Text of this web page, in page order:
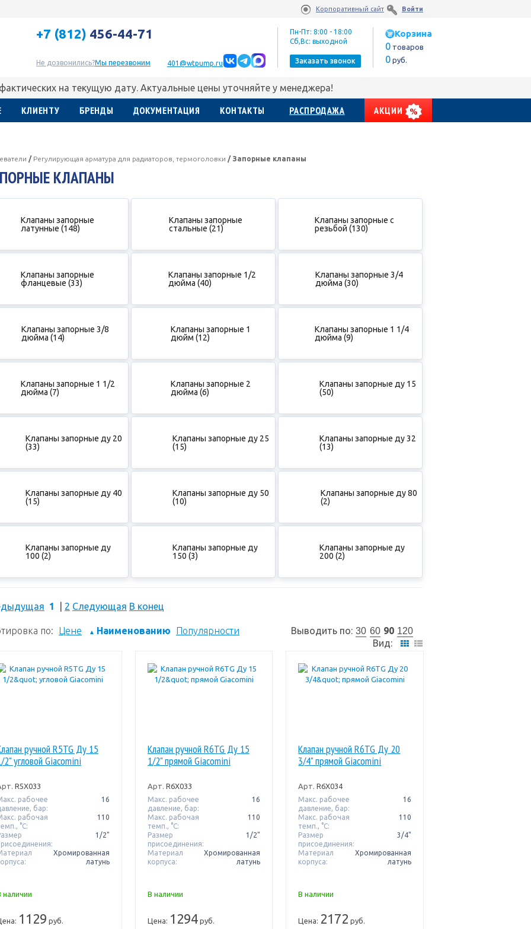
Корпоративный сайт Войти
+7 (812) 456-44-71
Не дозвонились?Мы перезвоним 401@wtpump.ru
Пн-Пт: 8:00 - 18:00
Сб,Вс: выходной
Заказать звонок
Корзина
0 товаров
0 руб.
на текущую дату. Актуальные цены уточняйте у менеджера!
КЛИЕНТУ БРЕНДЫ ДОКУМЕНТАЦИЯ КОНТАКТЫ РАСПРОДАЖА АКЦИИ
/ Регулирующая арматура для радиаторов, термоголовки / Запорные клапаны
КЛАПАНЫ
Клапаны запорные
латунные (148)
Клапаны запорные
стальные (21)
Клапаны запорные с
резьбой (130)
Клапаны запорные
фланцевые (33)
Клапаны запорные 1/2
дюйма (40)
Клапаны запорные 3/4
дюйма (30)
Клапаны запорные 3/8
дюйма (14)
Клапаны запорные 1
дюйм (12)
Клапаны запорные 1 1/4
дюйма (9)
Клапаны запорные 1 1/2
дюйма (7)
Клапаны запорные 2
дюйма (6)
Клапаны запорные ду 15
(50)
Клапаны запорные ду 20
(33)
Клапаны запорные ду 25
(15)
Клапаны запорные ду 32
(13)
Клапаны запорные ду 40
(15)
Клапаны запорные ду 50
(10)
Клапаны запорные ду 80
(2)
Клапаны запорные ду
100 (2)
Клапаны запорные ду
150 (3)
Клапаны запорные ду
200 (2)
1 2 Следующая В конец
по: Цене ▲ Наименованию Популярности Выводить по: 30 60 90 120
Вид:
ручной R5TG Ду 15
2" угловой Giacomini
R5X033
рабочее
бар:
16
рабочая
°С:
110
1/2"
Хромированная
латунь
наличии
1129 руб.
Клапан ручной R6TG Ду 15
1/2" прямой Giacomini
Арт. R6X033
Макс. рабочее
давление, бар:
16
Макс. рабочая
темп., °С:
110
Размер
присоединения:
1/2"
Материал
корпуса:
Хромированная
латунь
В наличии
Цена: 1294руб.
Клапан ручной R6TG Ду 20
3/4" прямой Giacomini
Арт. R6X034
Макс. рабочее
давление, бар:
16
Макс. рабочая
темп., °С:
110
Размер
присоединения:
3/4"
Материал
корпуса:
Хромированная
латунь
В наличии
Цена: 2172 руб.